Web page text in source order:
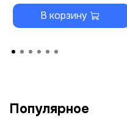
В корзину
Популярное